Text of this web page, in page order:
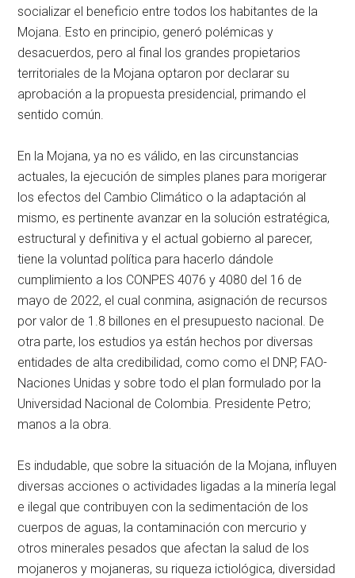
socializar el beneficio entre todos los habitantes de la
Mojana. Esto en principio, generó polémicas y
desacuerdos, pero al final los grandes propietarios
territoriales de la Mojana optaron por declarar su
aprobación a la propuesta presidencial, primando el
sentido común.
En la Mojana, ya no es válido, en las circunstancias
actuales, la ejecución de simples planes para morigerar
los efectos del Cambio Climático o la adaptación al
mismo, es pertinente avanzar en la solución estratégica,
estructural y definitiva y el actual gobierno al parecer,
tiene la voluntad política para hacerlo dándole
cumplimiento a los CONPES 4076 y 4080 del 16 de
mayo de 2022, el cual conmina, asignación de recursos
por valor de 1.8 billones en el presupuesto nacional. De
otra parte, los estudios ya están hechos por diversas
entidades de alta credibilidad, como como el DNP, FAO-
Naciones Unidas y sobre todo el plan formulado por la
Universidad Nacional de Colombia. Presidente Petro;
manos a la obra.
Es indudable, que sobre la situación de la Mojana, influyen
diversas acciones o actividades ligadas a la minería legal
e ilegal que contribuyen con la sedimentación de los
cuerpos de aguas, la contaminación con mercurio y
otros minerales pesados que afectan la salud de los
mojaneros y mojaneras, su riqueza ictiológica, diversidad